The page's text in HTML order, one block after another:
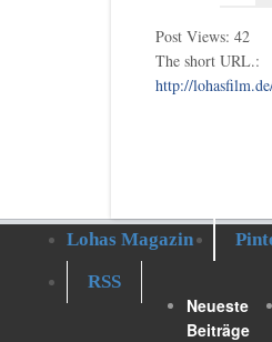
Post Views: 42
The short URL.:
http://
Lohas Magazin
RSS
Neueste
Beiträge